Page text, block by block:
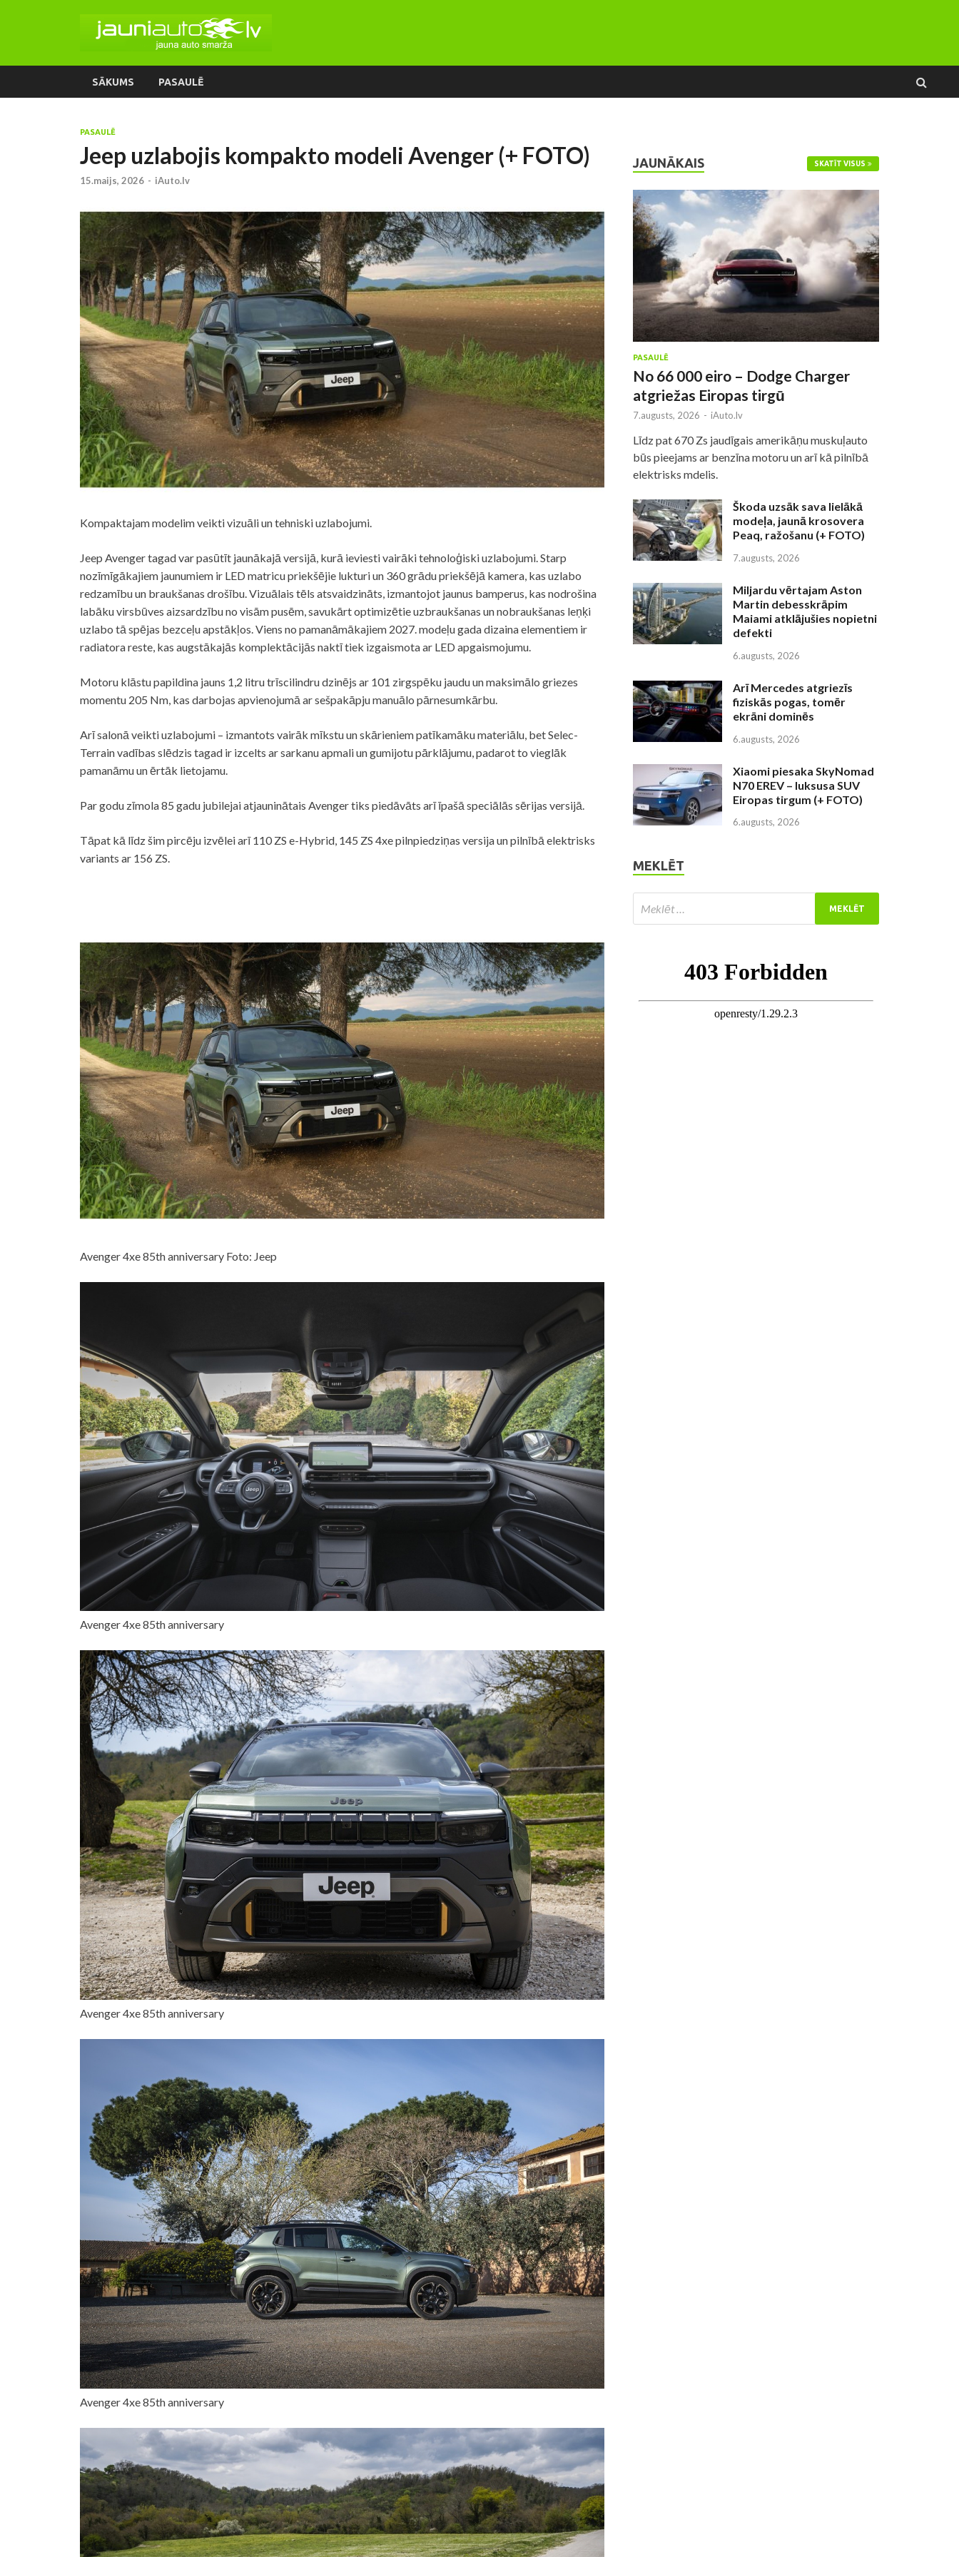
SĀKUMS PASAULĒ
PASAULĒ
Jeep uzlabojis kompakto modeli Avenger (+ FOTO)
15.maijs, 2026 - iAuto.lv
Kompaktajam modelim veikti vizuāli un tehniski uzlabojumi.
Jeep Avenger tagad var pasūtīt jaunākajā versijā, kurā ieviesti vairāki tehnoloģiski uzlabojumi. Starp
nozīmīgākajiem jaunumiem ir LED matricu priekšējie lukturi un 360 grādu priekšējā kamera, kas uzlabo
redzamību un braukšanas drošību. Vizuālais tēls atsvaidzināts, izmantojot jaunus bamperus, kas nodrošina
labāku virsbūves aizsardzību no visām pusēm, savukārt optimizētie uzbraukšanas un nobraukšanas leņķi
uzlabo tā spējas bezceļu apstākļos. Viens no pamanāmākajiem 2027. modeļu gada dizaina elementiem ir
radiatora reste, kas augstākajās komplektācijās naktī tiek izgaismota ar LED apgaismojumu.
Motoru klāstu papildina jauns 1,2 litru trīscilindru dzinējs ar 101 zirgspēku jaudu un maksimālo griezes
momentu 205 Nm, kas darbojas apvienojumā ar sešpakāpju manuālo pārnesumkārbu.
Arī salonā veikti uzlabojumi – izmantots vairāk mīkstu un skārieniem patīkamāku materiālu, bet Selec-
Terrain vadības slēdzis tagad ir izcelts ar sarkanu apmali un gumijotu pārklājumu, padarot to vieglāk
pamanāmu un ērtāk lietojamu.
Par godu zīmola 85 gadu jubilejai atjauninātais Avenger tiks piedāvāts arī īpašā speciālās sērijas versijā.
Tāpat kā līdz šim pircēju izvēlei arī 110 ZS e-Hybrid, 145 ZS 4xe pilnpiedziņas versija un pilnībā elektrisks
variants ar 156 ZS.
Avenger 4xe 85th anniversary Foto: Jeep
Avenger 4xe 85th anniversary
Avenger 4xe 85th anniversary
Avenger 4xe 85th anniversary
JAUNĀKAIS SKATĪT VISUS
PASAULĒ
No 66 000 eiro – Dodge Charger
atgriežas Eiropas tirgū
7.augusts, 2026 - iAuto.lv
Līdz pat 670 Zs jaudīgais amerikāņu muskuļauto
būs pieejams ar benzīna motoru un arī kā pilnībā
elektrisks mdelis.
Škoda uzsāk sava lielākā
modeļa, jaunā krosovera
Peaq, ražošanu (+ FOTO)
7.augusts, 2026
Miljardu vērtajam Aston
Martin debesskrāpim
Maiami atklājušies nopietni
defekti
6.augusts, 2026
Arī Mercedes atgriezīs
fiziskās pogas, tomēr
ekrāni dominēs
6.augusts, 2026
Xiaomi piesaka SkyNomad
N70 EREV – luksusa SUV
Eiropas tirgum (+ FOTO)
6.augusts, 2026
MEKLĒT